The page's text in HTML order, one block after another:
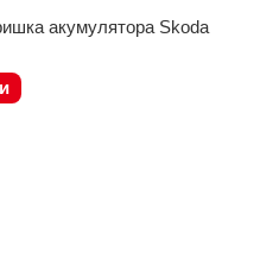
акумулятора Skoda